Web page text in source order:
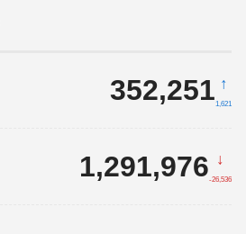
352,251 ↑
1,621
1,291,976 ↓
-26,536